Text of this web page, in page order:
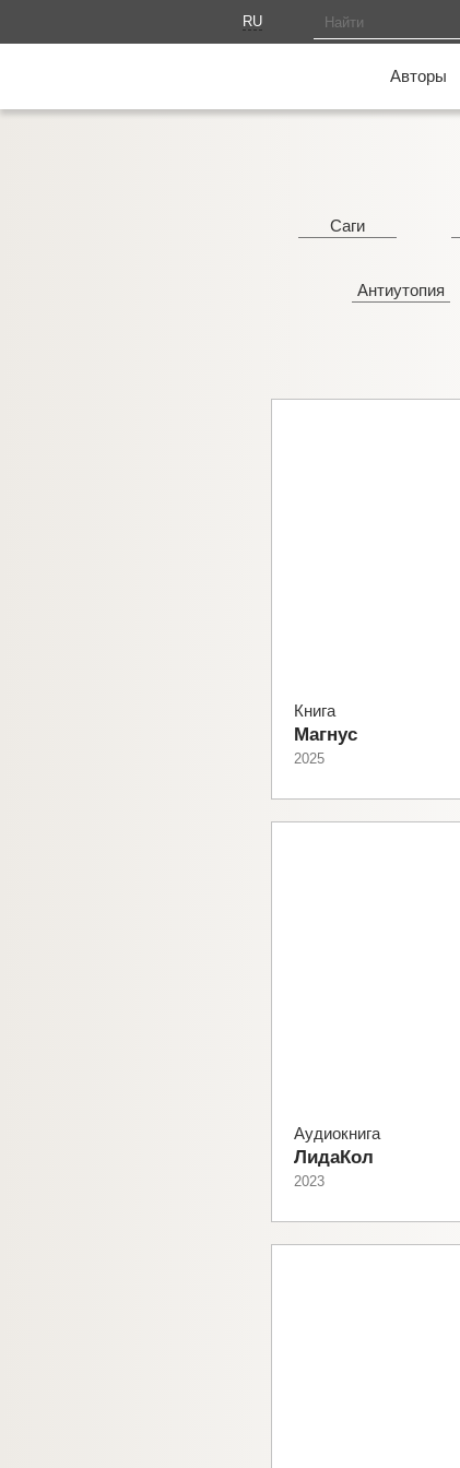
RU
Авторы
Саги
Антиутопия
Книга
Магнус
2025
Аудиокнига
ЛидаКол
2023